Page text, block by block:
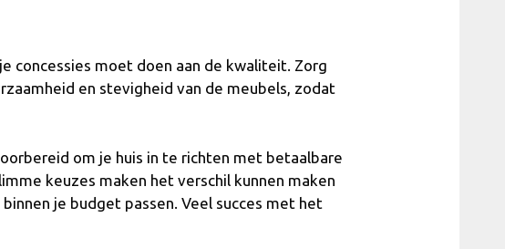
concessies moet doen aan de kwaliteit. Zorg
en stevigheid van de meubels, zodat
om je huis in te richten met betaalbare
keuzes maken het verschil kunnen maken
je budget passen. Veel succes met het